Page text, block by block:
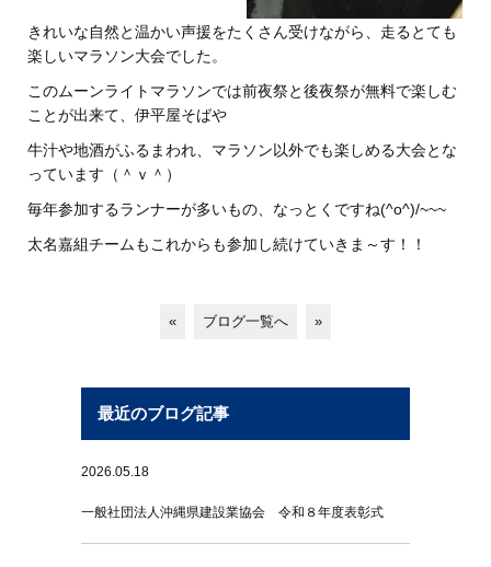
きれいな自然と温かい声援をたくさん受けながら、走るとても
楽しいマラソン大会でした。
このムーンライトマラソンでは前夜祭と後夜祭が無料で楽しむ
ことが出来て、伊平屋そばや
牛汁や地酒がふるまわれ、マラソン以外でも楽しめる大会とな
っています（＾ｖ＾）
毎年参加するランナーが多いもの、なっとくですね(^o^)/~~~
太名嘉組チームもこれからも参加し続けていきま～す！！
« ブログ一覧へ »
最近のブログ記事
2026.05.18
一般社団法人沖縄県建設業協会 令和８年度表彰式